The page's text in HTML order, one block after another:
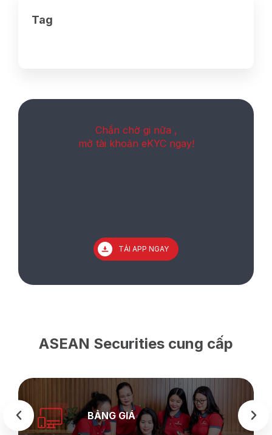
Tag
Chần chờ gi nữa ,
mở tài khoản eKYC ngay!
TẢI APP NGAY
ASEAN Securities cung cấp
BẢNG GIÁ